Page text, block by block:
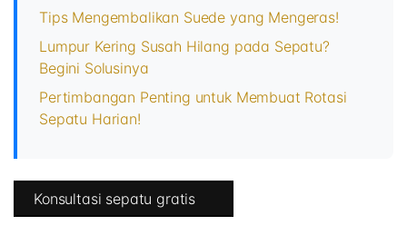
Tips Mengembalikan Suede yang Mengeras!
Lumpur Kering Susah Hilang pada Sepatu?
Begini Solusinya
Pertimbangan Penting untuk Membuat Rotasi
Sepatu Harian!
Konsultasi sepatu gratis